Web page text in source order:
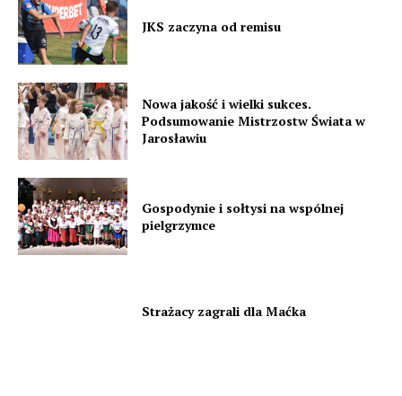
JKS zaczyna od remisu
Nowa jakość i wielki sukces.
Podsumowanie Mistrzostw Świata w
Jarosławiu
Gospodynie i sołtysi na wspólnej
pielgrzymce
Strażacy zagrali dla Maćka